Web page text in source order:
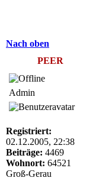
Nach oben
PEER
Admin
Registriert:
02.12.2005, 22:38
Beiträge: 4469
Wohnort: 64521
Groß-Gerau